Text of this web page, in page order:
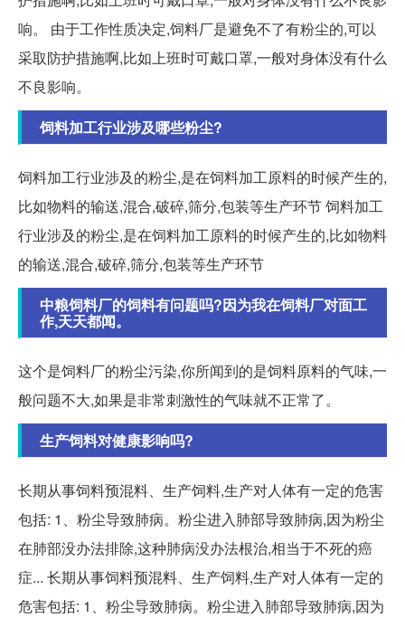
响。 由于工作性质决定,饲料厂是避免不了有粉尘的,可以
采取防护措施啊,比如上班时可戴口罩,一般对身体没有什么
不良影响。
饲料加工行业涉及哪些粉尘?
饲料加工行业涉及的粉尘,是在饲料加工原料的时候产生的,
比如物料的输送,混合,破碎,筛分,包装等生产环节 饲料加工
行业涉及的粉尘,是在饲料加工原料的时候产生的,比如物料
的输送,混合,破碎,筛分,包装等生产环节
中粮饲料厂的饲料有问题吗?因为我在饲料厂对面工
作,天天都闻。
这个是饲料厂的粉尘污染,你所闻到的是饲料原料的气味,一
般问题不大,如果是非常刺激性的气味就不正常了。
生产饲料对健康影响吗?
长期从事饲料预混料、生产饲料,生产对人体有一定的危害
包括: 1、粉尘导致肺病。粉尘进入肺部导致肺病,因为粉尘
在肺部没办法排除,这种肺病没办法根治,相当于不死的癌
症... 长期从事饲料预混料、生产饲料,生产对人体有一定的
危害包括: 1、粉尘导致肺病。粉尘进入肺部导致肺病,因为